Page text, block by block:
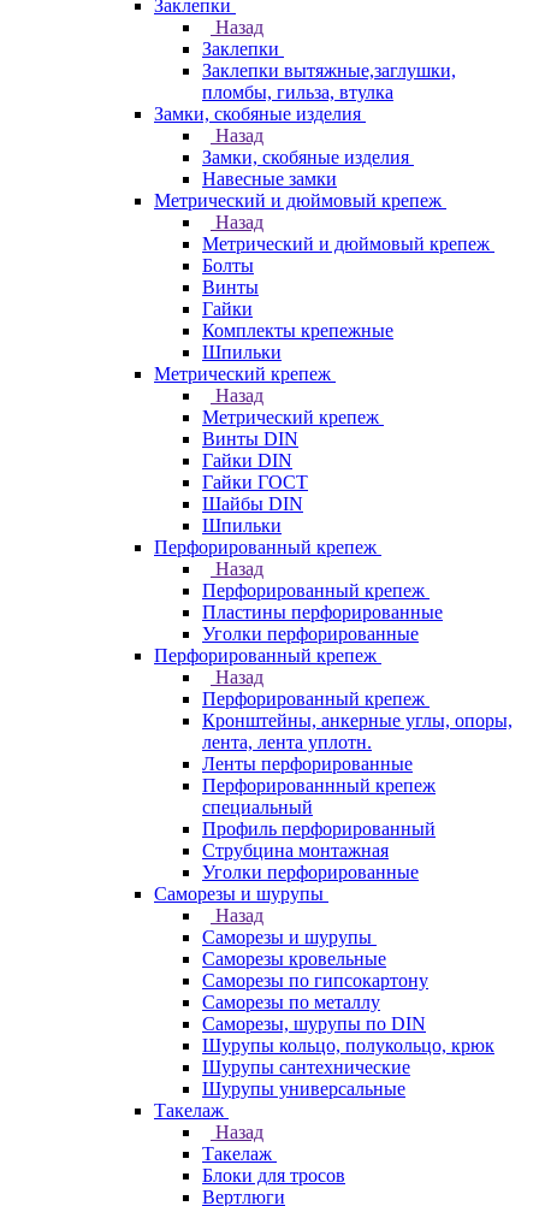
Заклепки
Назад
Заклепки
Заклепки вытяжные,заглушки,
пломбы, гильза, втулка
Замки, скобяные изделия
Назад
Замки, скобяные изделия
Навесные замки
Метрический и дюймовый крепеж
Назад
Метрический и дюймовый крепеж
Болты
Винты
Гайки
Комплекты крепежные
Шпильки
Метрический крепеж
Назад
Метрический крепеж
Винты DIN
Гайки DIN
Гайки ГОСТ
Шайбы DIN
Шпильки
Перфорированный крепеж
Назад
Перфорированный крепеж
Пластины перфорированные
Уголки перфорированные
Перфорированный крепеж
Назад
Перфорированный крепеж
Кронштейны, анкерные углы, опоры,
лента, лента уплотн.
Ленты перфорированные
Перфорированнный крепеж
специальный
Профиль перфорированный
Струбцина монтажная
Уголки перфорированные
Саморезы и шурупы
Назад
Саморезы и шурупы
Саморезы кровельные
Саморезы по гипсокартону
Саморезы по металлу
Саморезы, шурупы по DIN
Шурупы кольцо, полукольцо, крюк
Шурупы сантехнические
Шурупы универсальные
Такелаж
Назад
Такелаж
Блоки для тросов
Вертлюги